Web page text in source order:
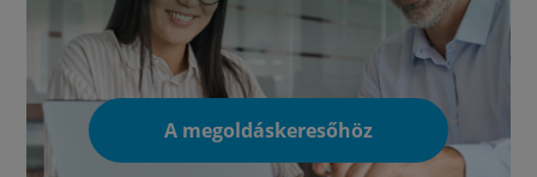
A megoldáskeresőhöz